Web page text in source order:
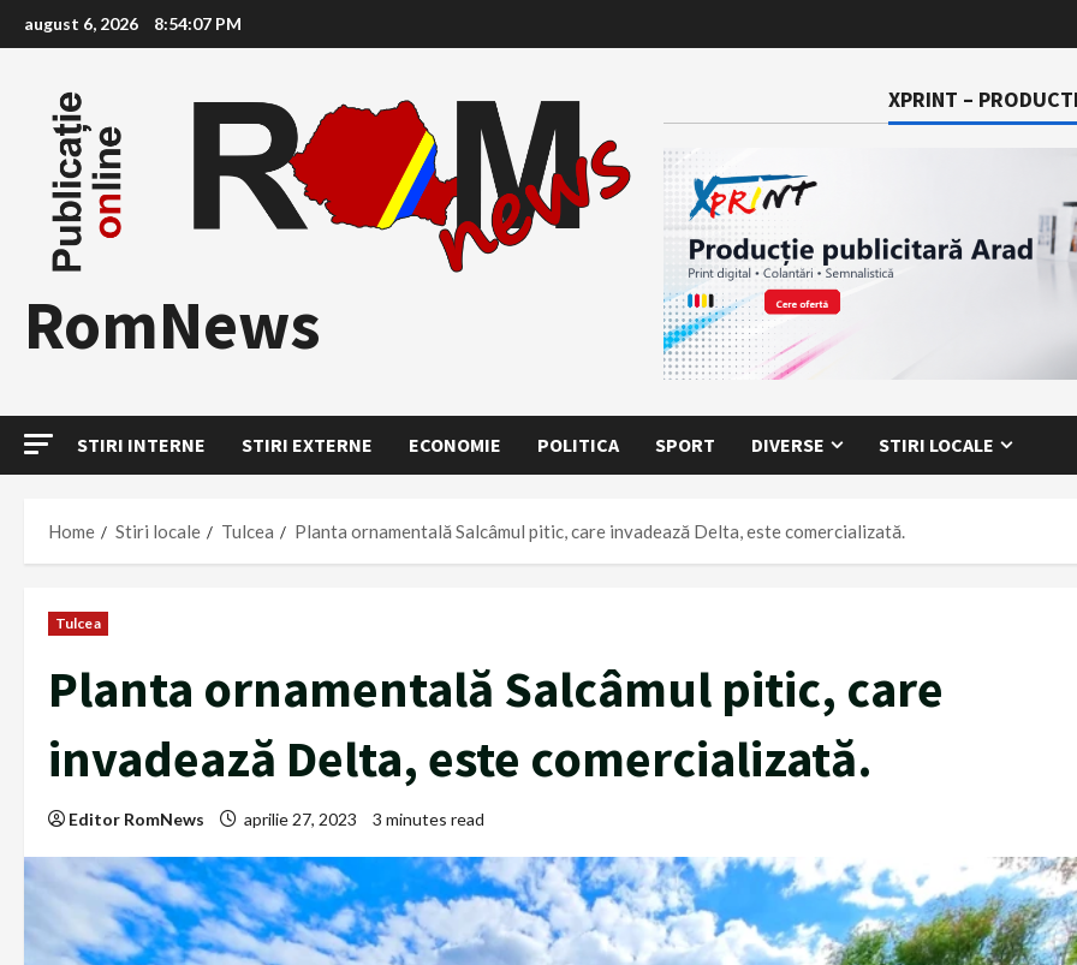
to
august 6, 2026 8:54:08 PM
RomNews
XPRINT –
STIRI INTERNE STIRI EXTERNE ECONOMIE POLITICA SPORT DIVERSE STIRI LOCALE
Home Stiri locale Tulcea Planta ornamentală Salcâmul pitic, care invadează Delta, este comercializată.
Tulcea
Planta ornamentală Salcâmul pitic, care
invadează Delta, este comercializată.
Editor RomNews aprilie 27, 2023 3 minutes read